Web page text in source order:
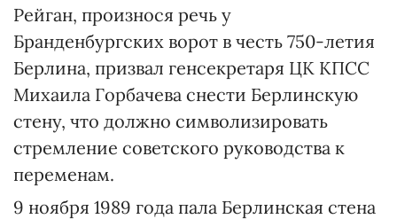
Рейган, произнося речь у
Бранденбургских ворот в честь 750-летия
Берлина, призвал генсекретаря ЦК КПСС
Михаила Горбачева снести Берлинскую
стену, что должно символизировать
стремление советского руководства к
переменам.
9 ноября 1989 года пала Берлинская стена